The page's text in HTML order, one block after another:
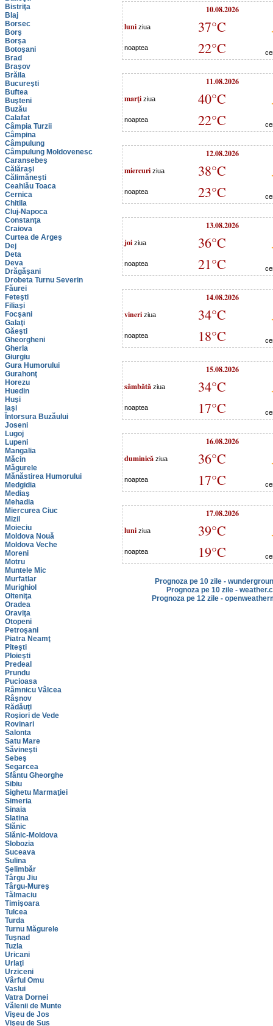
Bistriţa
Blaj
Borsec
Borş
Borşa
Botoşani
Brad
Braşov
Brăila
Bucureşti
Buftea
Buşteni
Buzău
Calafat
Câmpia Turzii
Câmpina
Câmpulung
Câmpulung Moldovenesc
Caransebeş
Călăraşi
Călimăneşti
Ceahlău Toaca
Cernica
Chitila
Cluj-Napoca
Constanţa
Craiova
Curtea de Argeş
Dej
Deta
Deva
Drăgăşani
Drobeta Turnu Severin
Făurei
Feteşti
Filiaşi
Focşani
Galaţi
Găeşti
Gheorgheni
Gherla
Giurgiu
Gura Humorului
Gurahonţ
Horezu
Huedin
Huşi
Iaşi
Întorsura Buzăului
Joseni
Lugoj
Lupeni
Mangalia
Măcin
Măgurele
Mănăstirea Humorului
Medgidia
Mediaş
Mehadia
Miercurea Ciuc
Mizil
Moieciu
Moldova Nouă
Moldova Veche
Moreni
Motru
Muntele Mic
Murfatlar
Murighiol
Olteniţa
Oradea
Oraviţa
Otopeni
Petroşani
Piatra Neamţ
Piteşti
Ploieşti
Predeal
Prundu
Pucioasa
Râmnicu Vâlcea
Râşnov
Rădăuţi
Roşiori de Vede
Rovinari
Salonta
Satu Mare
Săvineşti
Sebeş
Segarcea
Sfântu Gheorghe
Sibiu
Sighetu Marmaţiei
Simeria
Sinaia
Slatina
Slănic
Slănic-Moldova
Slobozia
Suceava
Sulina
Şelimbăr
Târgu Jiu
Târgu-Mureş
Tălmaciu
Timişoara
Tulcea
Turda
Turnu Măgurele
Tuşnad
Tuzla
Uricani
Urlaţi
Urziceni
Vârful Omu
Vaslui
Vatra Dornei
Vălenii de Munte
Vişeu de Jos
Vişeu de Sus
10.08.2026
luni ziua 37°C
noaptea 22°C
11.08.2026
marţi ziua 40°C
noaptea 22°C
12.08.2026
miercuri ziua 38°C
noaptea 23°C
13.08.2026
joi ziua 36°C
noaptea 21°C
14.08.2026
vineri ziua 34°C
noaptea 18°C
15.08.2026
sâmbătă ziua 34°C
noaptea 17°C
16.08.2026
duminică ziua 36°C
noaptea 17°C
17.08.2026
luni ziua 39°C
noaptea 19°C
Prognoza pe 10 zile -
Prognoza pe 10 zile -
Prognoza pe 12 zile -